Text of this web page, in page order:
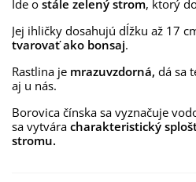
Ide o stále zelený strom, ktorý
Jej ihličky dosahujú dĺžku až 17
tvarovať ako bonsaj.
Rastlina je mrazuvzdorná, dá sa
aj u nás.
Borovica čínska sa vyznačuje
sa vytvára charakteristický
stromu.